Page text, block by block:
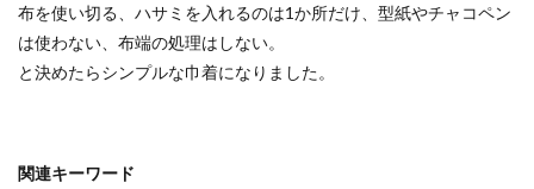
布を使い切る、ハサミを入れるのは1か所だけ、型紙やチャコペン
は使わない、布端の処理はしない。
と決めたらシンプルな巾着になりました。
関連キーワード